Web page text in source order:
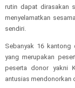
rutin dapat dirasakan
menyelamatkan
sendiri.
Sebanyak 16 kantong
yang merupakan
peserta donor yakni
antusias mendonorkan